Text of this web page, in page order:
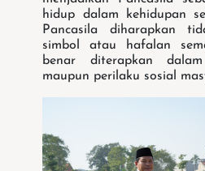
hidup dalam kehidupan
Pancasila diharapkan
simbol atau hafalan
benar diterapkan
maupun perilaku sosial